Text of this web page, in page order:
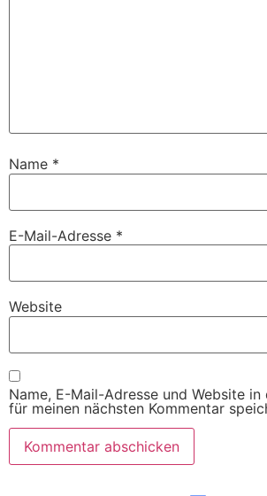
Name *
E-Mail-Adresse *
Website
Name, E-Mail-Adresse und Website in
für meinen nächsten Kommentar